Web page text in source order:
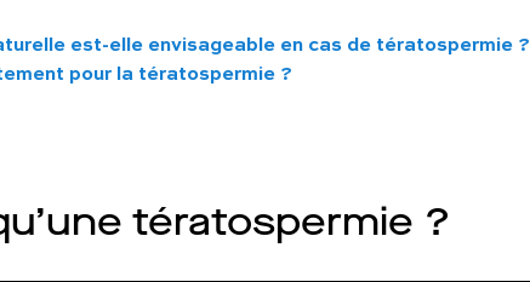
est-elle envisageable en cas de tératospermie ?
pour la tératospermie ?
tératospermie ?